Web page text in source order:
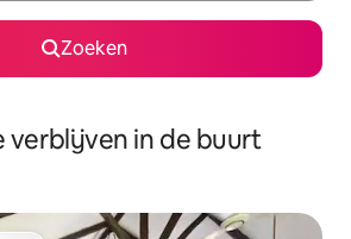
Zoeken
verblijven in de buurt